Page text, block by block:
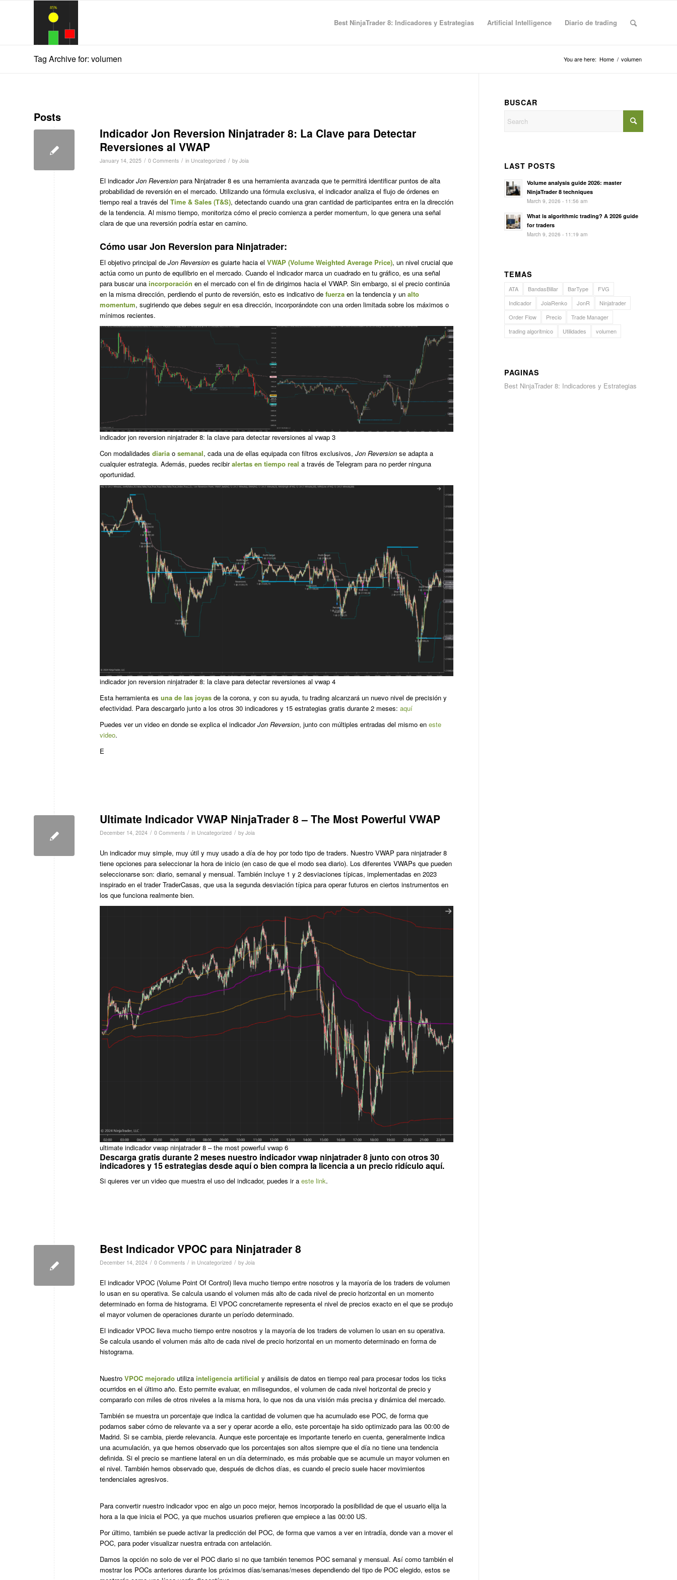
Best NinjaTrader 8: Indicadores y Estrategias Artificial Intelligence Diario de trading
Tag Archive for: volumen You are here: Home / volumen
Posts
Indicador Jon Reversion Ninjatrader 8: La Clave para Detectar
Reversiones al VWAP
January 14, 2025 / 0 Comments / in Uncategorized / by Joia
El indicadorJon Reversion para Ninjatrader 8 es una herramienta avanzada que te permitirá identificar puntos de alta
probabilidad de reversión en el mercado. Utilizando una fórmula exclusiva, el indicador analiza el flujo de órdenes en
tiempo real a través del Time & Sales (T&S), detectando cuando una gran cantidad de participantes entra en la dirección
de la tendencia. Al mismo tiempo, monitoriza cómo el precio comienza a perder momentum, lo que genera una señal
clara de que una reversión podría estar en camino.
Cómo usar Jon Reversion para Ninjatrader:
El objetivo principal de Jon Reversion es guiarte hacia el VWAP (Volume Weighted Average Price), un nivel crucial que
actúa como un punto de equilibrio en el mercado. Cuando el indicador marca un cuadrado en tu gráfico, es una señal
para buscar una incorporación en el mercado con el fin de dirigirnos hacia el VWAP. Sin embargo, si el precio continúa
en la misma dirección, perdiendo el punto de reversión, esto es indicativo de fuerza en la tendencia y un alto
momentum, sugiriendo que debes seguir en esa dirección, incorporándote con una orden limitada sobre los máximos o
mínimos recientes.
indicador jon reversion ninjatrader 8: la clave para detectar reversiones al vwap 3
Con modalidades diaria o semanal, cada una de ellas equipada con filtros exclusivos, Jon Reversion se adapta a
cualquier estrategia. Además, puedes recibiralertas en tiempo real a través de Telegram para no perder ninguna
oportunidad.
indicador jon reversion ninjatrader 8: la clave para detectar reversiones al vwap 4
Esta herramienta es una de las joyas de la corona, y con su ayuda, tu trading alcanzará un nuevo nivel de precisión y
efectividad. Para descargarlo junto a los otros 30 indicadores y 15 estrategias gratis durante 2 meses: aquí
Puedes ver un video en donde se explica el indicadorJon Reversion, junto con múltiples entradas del mismo en este
video.
E
Ultimate Indicador VWAP NinjaTrader 8 – The Most Powerful VWAP
December 14, 2024 / 0 Comments / in Uncategorized / by Joia
Un indicador muy simple, muy útil y muy usado a día de hoy por todo tipo de traders. Nuestro VWAP para ninjatrader 8
tiene opciones para seleccionar la hora de inicio (en caso de que el modo sea diario). Los diferentes VWAPs que pueden
seleccionarse son: diario, semanal y mensual. También incluye 1 y 2 desviaciones típicas, implementadas en 2023
inspirado en el trader TraderCasas, que usa la segunda desviación típica para operar futuros en ciertos instrumentos en
los que funciona realmente bien.
ultimate indicador vwap ninjatrader 8 – the most powerful vwap 6
Descarga gratis durante 2 meses nuestro indicador vwap ninjatrader 8 junto con otros 30
indicadores y 15 estrategias desdeaquío bien compra la licencia a un precio ridículo aquí.
Si quieres ver un video que muestra el uso del indicador, puedes ir a este link.
Best Indicador VPOC para Ninjatrader 8
December 14, 2024 / 0 Comments / in Uncategorized / by Joia
El indicador VPOC (Volume Point Of Control) lleva mucho tiempo entre nosotros y la mayoría de los traders de volumen
lo usan en su operativa. Se calcula usando el volumen más alto de cada nivel de precio horizontal en un momento
determinado en forma de histograma. El VPOC concretamente representa el nivel de precios exacto en el que se produjo
el mayor volumen de operaciones durante un período determinado.
El indicador VPOC lleva mucho tiempo entre nosotros y la mayoría de los traders de volumen lo usan en su operativa.
Se calcula usando el volumen más alto de cada nivel de precio horizontal en un momento determinado en forma de
histograma.
Nuestro VPOC mejorado utiliza inteligencia artificial y análisis de datos en tiempo real para procesar todos los ticks
ocurridos en el último año. Esto permite evaluar, en milisegundos, el volumen de cada nivel horizontal de precio y
compararlo con miles de otros niveles a la misma hora, lo que nos da una visión más precisa y dinámica del mercado.
También se muestra un porcentaje que indica la cantidad de volumen que ha acumulado ese POC, de forma que
podamos saber cómo de relevante va a ser y operar acorde a ello, este porcentaje ha sido optimizado para las 00:00 de
Madrid. Si se cambia, pierde relevancia. Aunque este porcentaje es importante tenerlo en cuenta, generalmente indica
una acumulación, ya que hemos observado que los porcentajes son altos siempre que el día no tiene una tendencia
definida. Si el precio se mantiene lateral en un día determinado, es más probable que se acumule un mayor volumen en
el nivel. También hemos observado que, después de dichos días, es cuando el precio suele hacer movimientos
tendenciales agresivos.
Para convertir nuestro indicador vpoc en algo un poco mejor, hemos incorporado la posibilidad de que el usuario elija la
hora a la que inicia el POC, ya que muchos usuarios prefieren que empiece a las 00:00 US.
Por último, también se puede activar la predicción del POC, de forma que vamos a ver en intradía, donde van a mover el
POC, para poder visualizar nuestra entrada con antelación.
Damos la opción no solo de ver el POC diario si no que también tenemos POC semanal y mensual. Así como también el
mostrar los POCs anteriores durante los próximos días/semanas/meses dependiendo del tipo de POC elegido, estos se
BUSCAR
LAST POSTS
Volume analysis guide 2026: master
NinjaTrader 8 techniques
March 9, 2026 - 11:56 am
What is algorithmic trading? A 2026 guide
for traders
March 9, 2026 - 11:19 am
TEMAS
ATA BandasBillar BarType
FVG
Indicador
JoiaRenko JonR
Ninjatrader
Order Flow
Precio
Trade Manager
trading algoritmico
Utilidades volumen
PAGINAS
Best NinjaTrader 8: Indicadores y Estrategias